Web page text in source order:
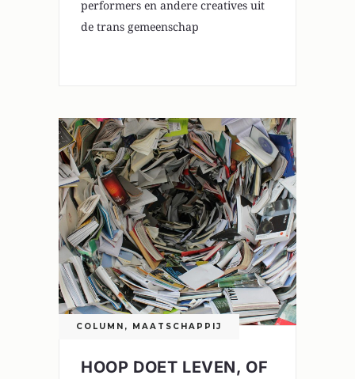
performers en andere creatives uit
de trans gemeenschap
COLUMN , MAATSCHAPPIJ
HOOP DOET LEVEN, OF